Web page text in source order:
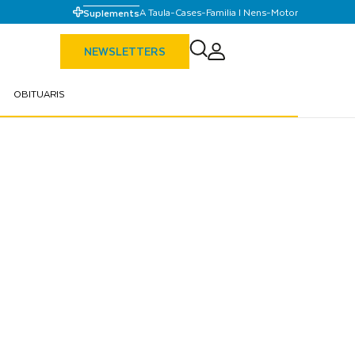
SuplementsA Taula-Cases-Familia I Nens-Motor
NEWSLETTERS
OBITUARIS